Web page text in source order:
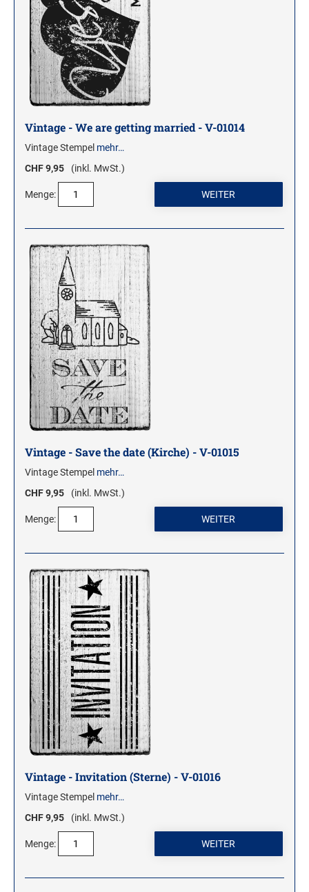
Vintage - We are getting married - V-01014
Vintage Stempel mehr…
CHF 9,95
(inkl. MwSt.)
Menge:
Vintage - Save the date (Kirche) - V-01015
Vintage Stempel mehr…
CHF 9,95
(inkl. MwSt.)
Menge:
Vintage - Invitation (Sterne) - V-01016
Vintage Stempel mehr…
CHF 9,95
(inkl. MwSt.)
Menge: